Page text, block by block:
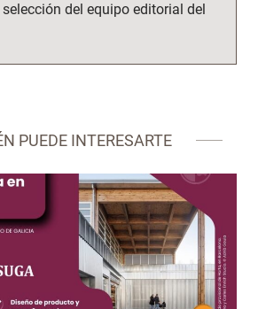
del equipo editorial del
PUEDE INTERESARTE